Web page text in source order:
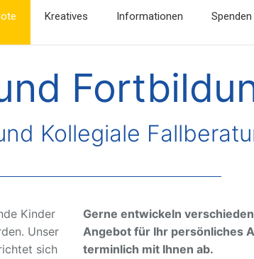
Kreatives Informationen Spenden
Kollegiale
Kinder
Unser
sich
Gerne entwickeln
Angebot für Ihr persönliches
terminlich mit Ihnen ab.